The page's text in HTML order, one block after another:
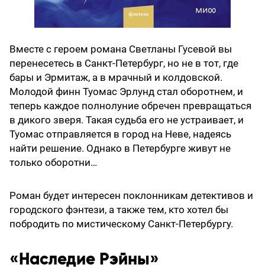
Вместе с героем романа Светланы Гусевой вы
перенесетесь в Санкт-Петербург, но не в тот, где
бары и Эрмитаж, а в мрачный и колдовской.
Молодой финн Туомас Эрлунд стал оборотнем, и
теперь каждое полнолуние обречен превращаться
в дикого зверя. Такая судьба его не устраивает, и
Туомас отправляется в город на Неве, надеясь
найти решение. Однако в Петербурге живут не
только оборотни…
Роман будет интересен поклонникам детективов и
городского фэнтези, а также тем, кто хотел бы
побродить по мистическому Санкт-Петербургу.
«Наследие Рэйны»